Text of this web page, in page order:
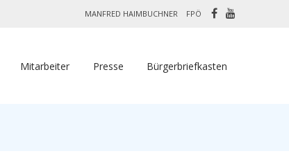
MANFRED HAIMBUCHNER FPÖ
Mitarbeiter Presse Bürgerbriefkasten